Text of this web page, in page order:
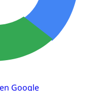
Google